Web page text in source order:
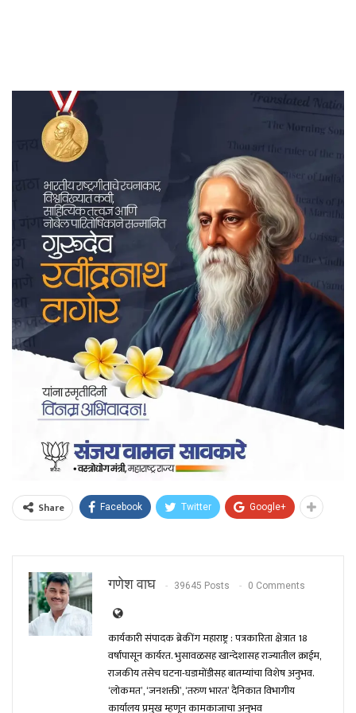
Share Facebook Twitter Google+
गणेश वाघ 39645 Posts 0 Comments
कार्यकारी संपादक ब्रेकींग महाराष्ट्र : पत्रकारिता क्षेत्रात 18
वर्षांपासून कार्यरत. भुसावळसह खान्देशासह राज्यातील क्राईम,
राजकीय तसेच घटना-घडामोंडीसह बातम्यांचा विशेष अनुभव.
‘लोकमत’, ‘जनशक्ती’, ‘तरुण भारत’ दैनिकात विभागीय
कार्यालय प्रमुख म्हणून कामकाजाचा अनुभव